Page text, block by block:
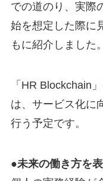
での道のり、実際
始を想定した際に
もに紹介しました。
「HR Blockchain
は、サービス化に
行う予定です。
●未来の働き方を